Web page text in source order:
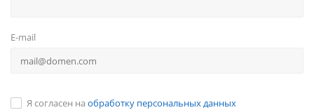
E-mail
Я согласен на обработку персональных данных